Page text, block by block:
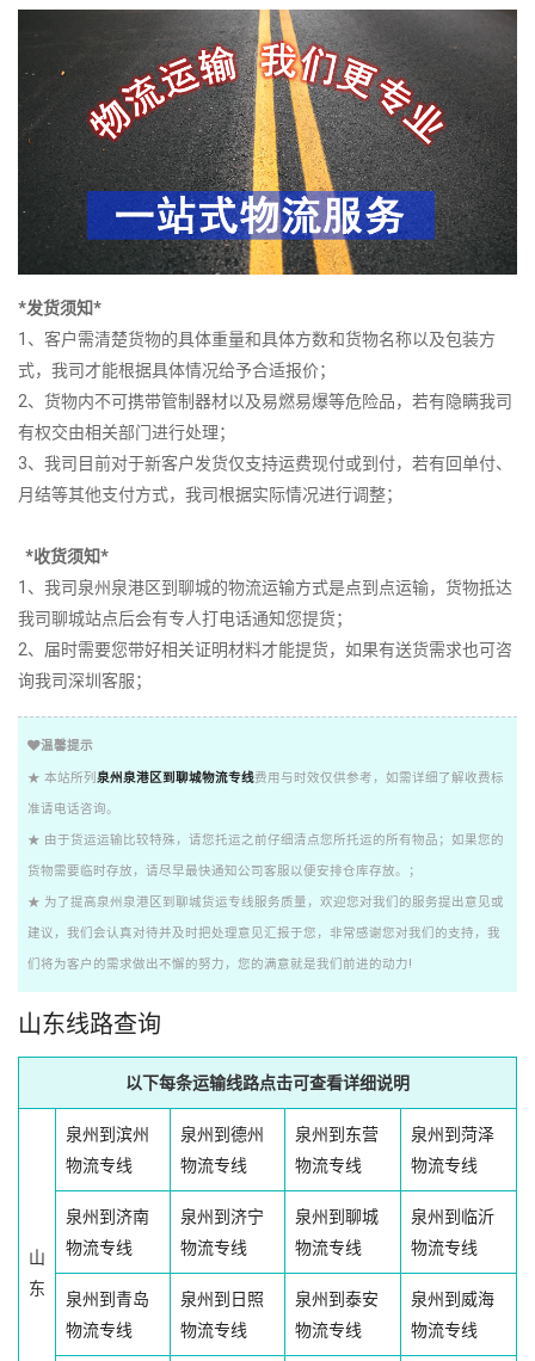
*发货须知*
1、客户需清楚货物的具体重量和具体方数和货物名称以及包装方
式，我司才能根据具体情况给予合适报价；
2、货物内不可携带管制器材以及易燃易爆等危险品，若有隐瞒我司
有权交由相关部门进行处理；
3、我司目前对于新客户发货仅支持运费现付或到付，若有回单付、
月结等其他支付方式，我司根据实际情况进行调整；
*收货须知*
1、我司泉州泉港区到聊城的物流运输方式是点到点运输，货物抵达
我司聊城站点后会有专人打电话通知您提货；
2、届时需要您带好相关证明材料才能提货，如果有送货需求也可咨
询我司深圳客服；
温馨提示
★ 本站所列 泉州泉港区到聊城物流专线费用与时效仅供参考，如需详细了解收费标
准请电话咨询。
★ 由于货运运输比较特殊，请您托运之前仔细清点您所托运的所有物品；如果您的
货物需要临时存放，请尽早最快通知公司客服以便安排仓库存放。；
★ 为了提高泉州泉港区到聊城货运专线服务质量，欢迎您对我们的服务提出意见或
建议，我们会认真对待并及时把处理意见汇报于您，非常感谢您对我们的支持，我
们将为客户的需求做出不懈的努力，您的满意就是我们前进的动力!
山东线路查询
以下每条运输线路点击可查看详细说明
山
东
泉州到滨州
物流专线
泉州到德州
物流专线
泉州到东营
物流专线
泉州到菏泽
物流专线
泉州到济南
物流专线
泉州到济宁
物流专线
泉州到聊城
物流专线
泉州到临沂
物流专线
泉州到青岛
物流专线
泉州到日照
物流专线
泉州到泰安
物流专线
泉州到威海
物流专线